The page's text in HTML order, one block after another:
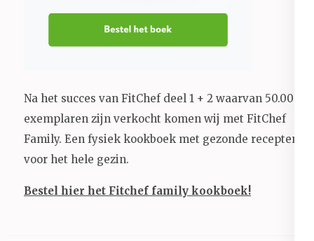
Na het succes van FitChef deel 1 + 2 waarvan 50.000+
exemplaren zijn verkocht komen wij met FitChef
Family. Een fysiek kookboek met gezonde recepten
voor het hele gezin.
Bestel hier het Fitchef family kookboek!